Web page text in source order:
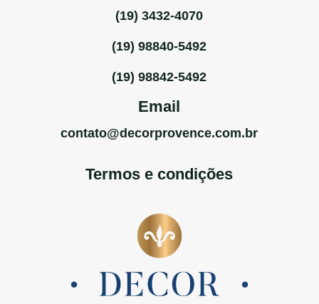
(19) 3432-4070
(19) 98840-5492
(19) 98842-5492
Email
contato@decorprovence.com.br
Termos e condições